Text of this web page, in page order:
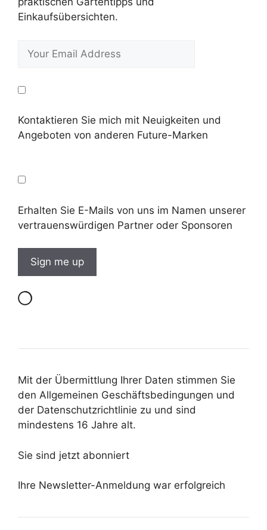
Einkaufsübersichten.
Kontaktieren Sie mich mit Neuigkeiten und
Angeboten von anderen Future-Marken
Erhalten Sie E-Mails von uns im Namen unserer
vertrauenswürdigen Partner oder Sponsoren
Mit der Übermittlung Ihrer Daten stimmen Sie
den Allgemeinen Geschäftsbedingungen und
der Datenschutzrichtlinie zu und sind
mindestens 16 Jahre alt.
Sie sind jetzt abonniert
Ihre Newsletter-Anmeldung war erfolgreich